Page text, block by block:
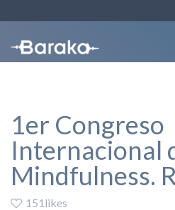
1er Congreso
Internacional
Mindfulness.
151likes